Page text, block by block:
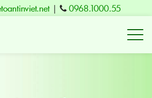
| 0968.1000.55
Kế